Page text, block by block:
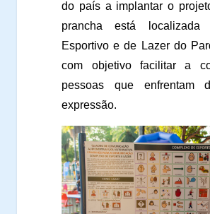
do país a implantar o
prancha está localizada
Esportivo e de Lazer do
com objetivo facilitar a
pessoas que enfrentam
expressão.